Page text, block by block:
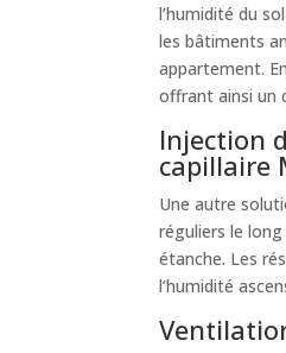
l’humidité du
les bâtiments
appartement.
offrant ainsi un
Injection
capillaire
Une autre
réguliers le
étanche. Les
l’humidité